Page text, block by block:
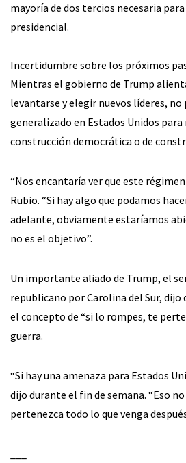
mayoría de dos tercios necesaria
presidencial.
Incertidumbre sobre los próximos
Mientras el gobierno de Trump
levantarse y elegir nuevos líderes, no
generalizado en Estados Unidos
construcción democrática o de
“Nos encantaría ver que este
Rubio. “Si hay algo que podamos
adelante, obviamente estaríamos
no es el objetivo”.
Un importante aliado de Trump, el
republicano por Carolina del Sur, dijo
el concepto de “si lo rompes, te
guerra.
“Si hay una amenaza para Estados
dijo durante el fin de semana. “Eso
pertenezca todo lo que venga